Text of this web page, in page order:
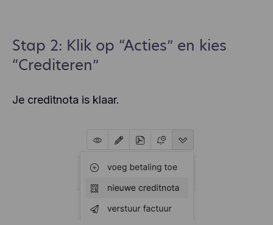
Stap 2: Klik op “Acties” en kies
“Crediteren”
Je creditnota is klaar.